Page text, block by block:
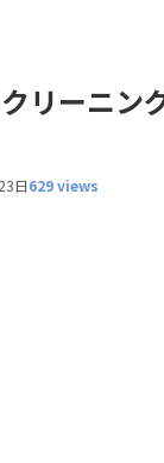
リーニン
日629 views